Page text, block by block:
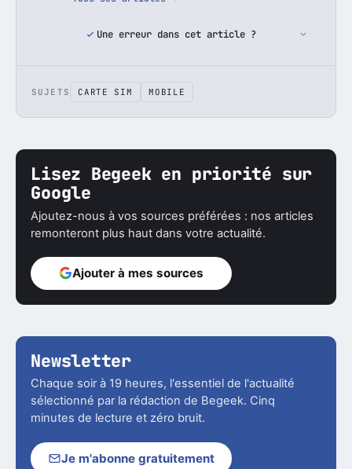
Une erreur dans cet article ?
SUJETS CARTE SIM MOBILE
Lisez Begeek en priorité sur
Google
Ajoutez-nous à vos sources préférées : nos articles
remonteront plus haut dans votre actualité.
Ajouter à mes sources
Newsletter
Chaque soir à 19 heures, l'essentiel de l'actualité
sélectionné par la rédaction de Begeek. Cinq
minutes de lecture et zéro bruit.
Je m'abonne gratuitement